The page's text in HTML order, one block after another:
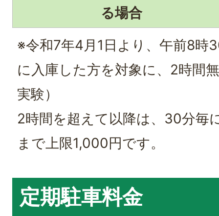
る場合
※令和7年4月1日より、午前8時
に入庫した方を対象に、2時間
実験）
2時間を超えて以降は、30分毎
まで上限1,000円です。
定期駐車料金